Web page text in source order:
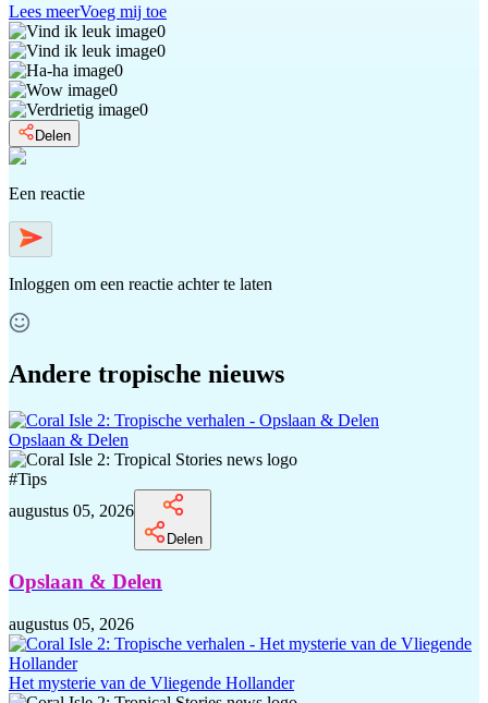
Lees meerVoeg mij toe
0
0
0
0
0
Delen
Een reactie
Inloggen om een reactie achter te laten
Andere tropische nieuws
Opslaan & Delen
#Tips
augustus 05, 2026
Delen
Opslaan & Delen
augustus 05, 2026
Het mysterie van de Vliegende Hollander